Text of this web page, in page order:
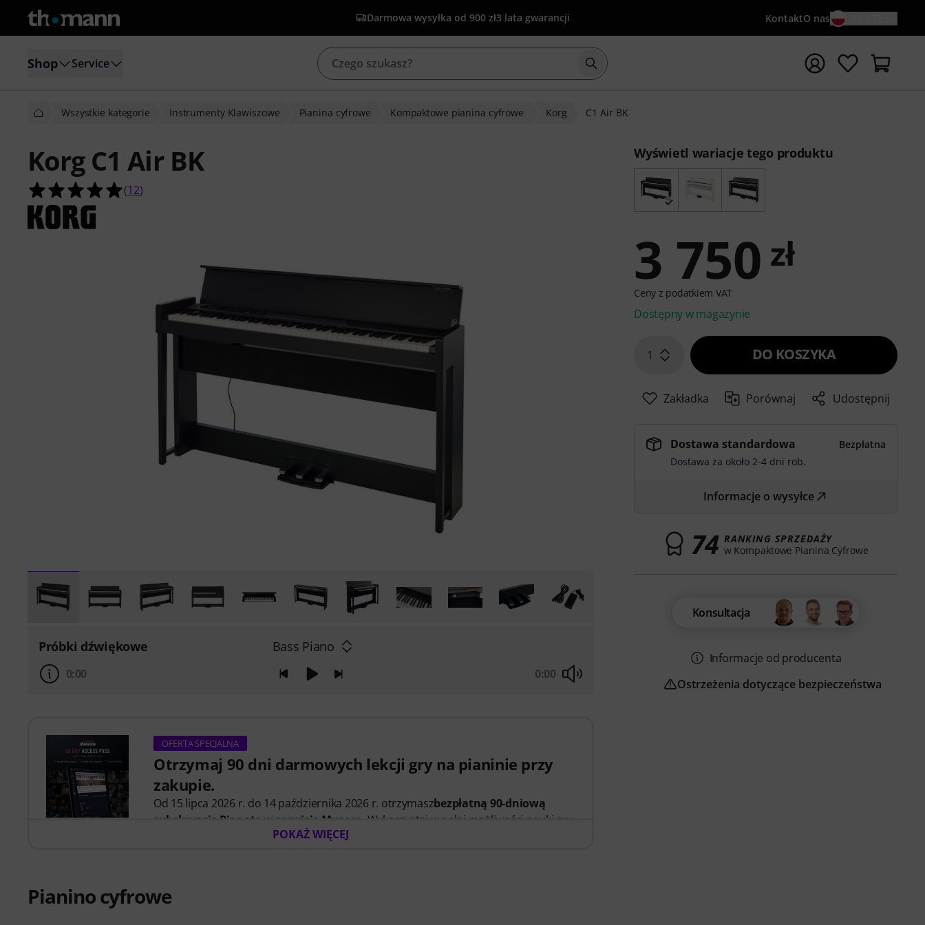
Darmowa wysyłka od 900 zł3 lata gwarancji KontaktO nas
Shop Service Rozpocznij wyszukiwanie od słowa kluczowego {searchTerm}
Wszystkie kategorie Instrumenty Klawiszowe Pianina cyfrowe Kompaktowe pianina cyfrowe Korg C1 Air BK
Korg C1 Air BK
4.9 na 5 gwiazdek z 12 ocen klientów
(12)
Próbki dźwiękowe Bass Piano
0:00 0:00
OFERTA SPECJALNA
Otrzymaj 90 dni darmowych lekcji gry na pianinie przy
zakupie.
Od 15 lipca 2026 r. do 14 października 2026 r. otrzymaszbezpłatną 90-dniową
subskrypcję Pianote w serwisie Musora . Wykorzystaj w pełni możliwości nauki gry
na pianinie dzięki uporządkowanej ścieżce nauki, która pokaże Ci dokładnie, co
umiejętności, Pianote w Musora pomaga rozwijać kompetencje, utrzymać
POKAŻ WIĘCEJ
Pianino cyfrowe
Wyświetl wariacje tego produktu
3 750 zł
Ceny z podatkiem VAT
Dostępny w magazynie
1 DO KOSZYKA
Zakładka Porównaj Udostępnij
Dostawa standardowa
Bezpłatna
Dostawa za około 2-4 dni rob.
Informacje o wysyłce
74 RANKING SPRZEDAŻY
w Kompaktowe Pianina Cyfrowe
Konsultacja
Informacje od producenta
Ostrzeżenia dotyczące bezpieczeństwa